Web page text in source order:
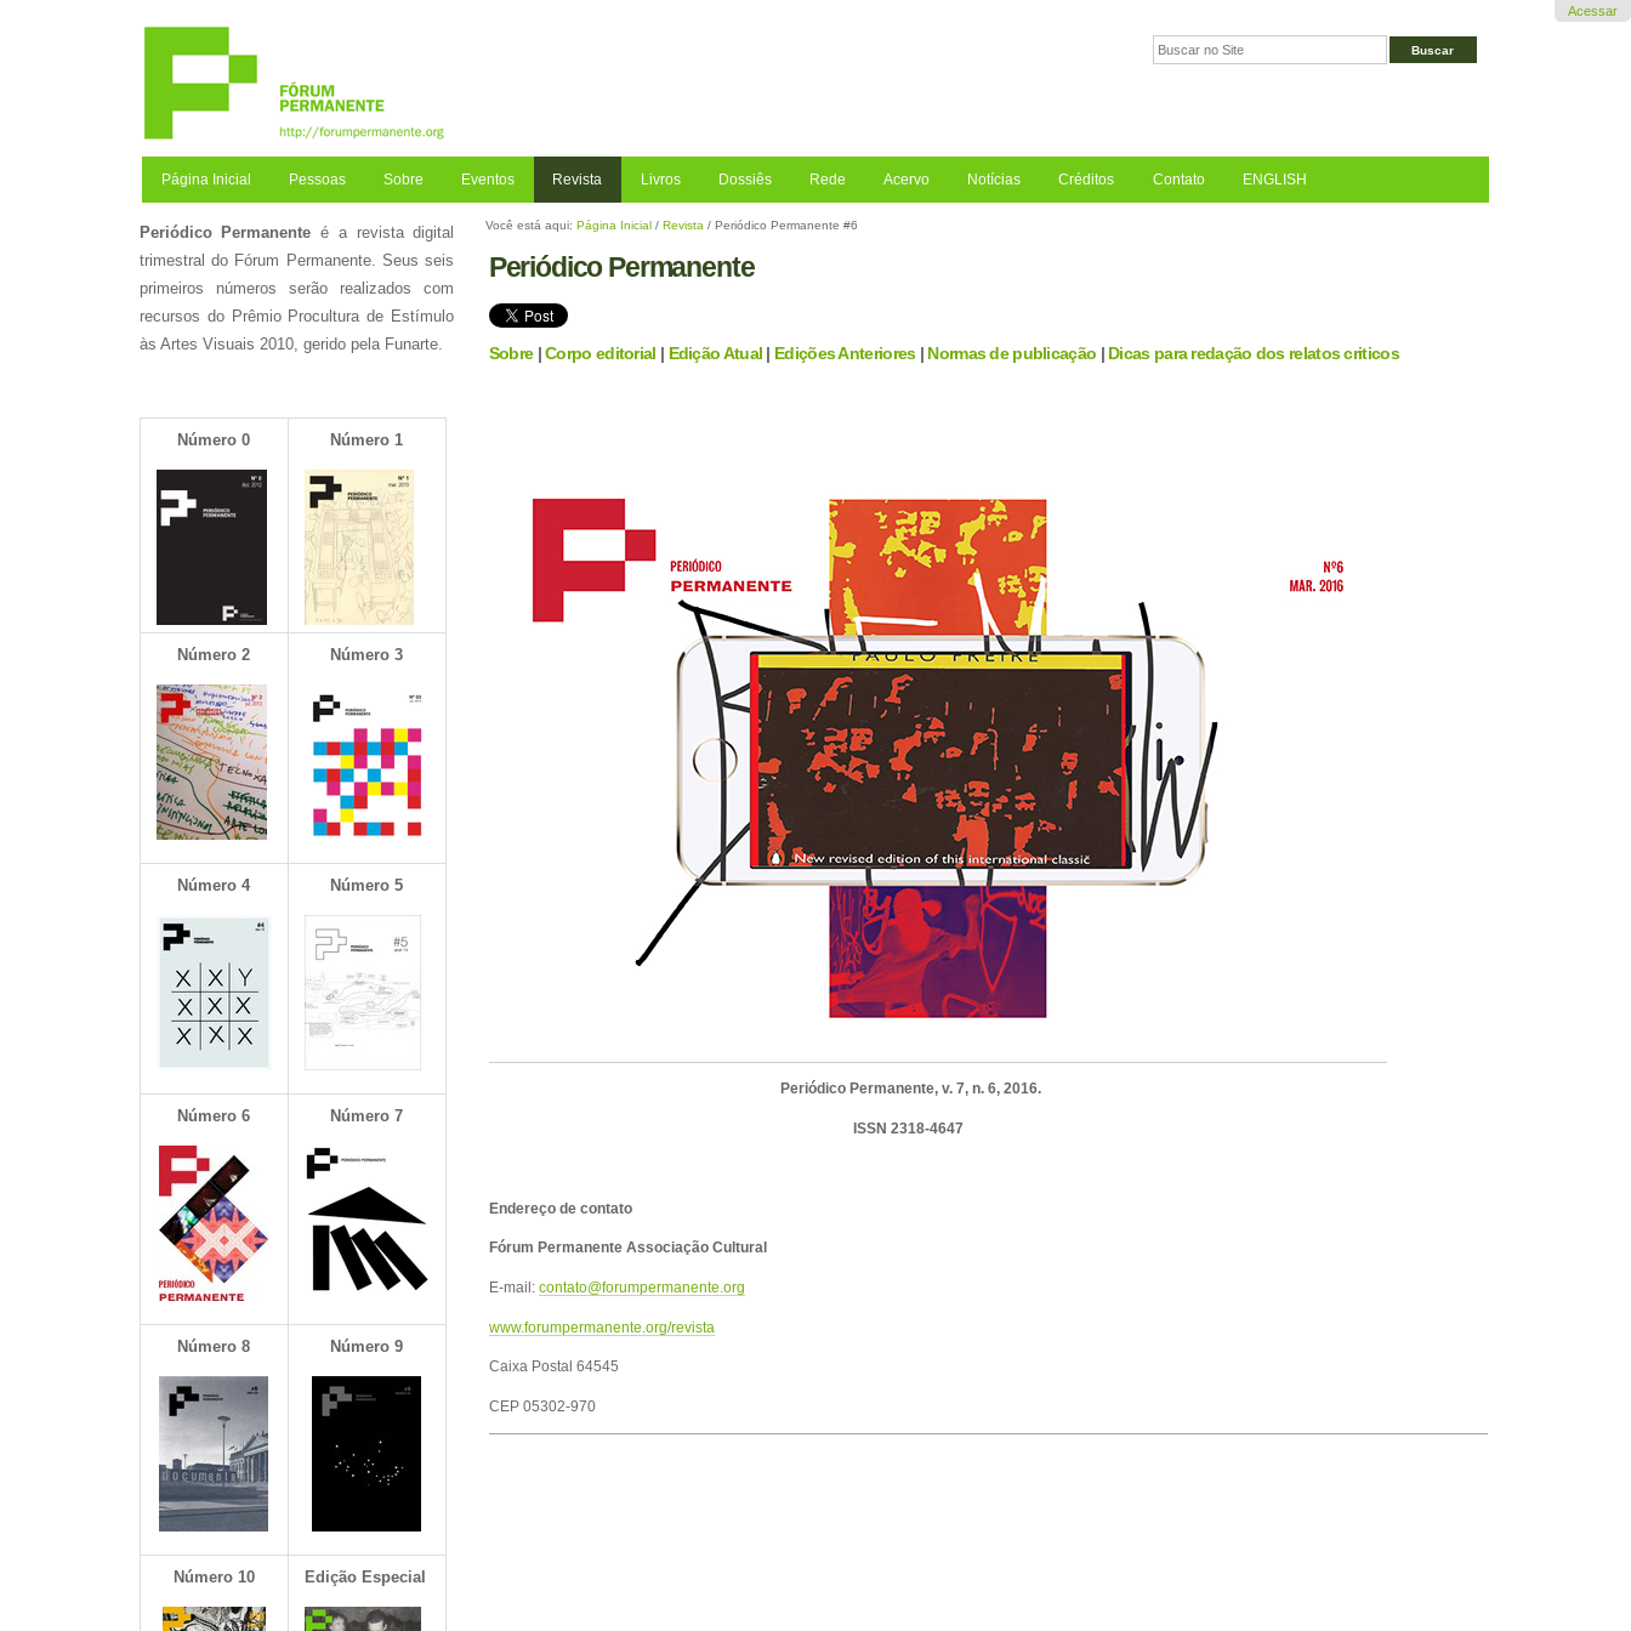
Acessar
Busca
Página Inicial Pessoas Sobre Eventos Revista Livros Dossiês Rede Acervo Notícias Créditos Contato ENGLISH
Você está aqui: Página Inicial / Revista / Periódico Permanente #6
Periódico Permanente
Sobre|Corpo editorial | Edição Atual | Edições Anteriores| Normas de publicação | Dicas para redação dos relatos criticos
Periódico Permanente, v. 7, n. 6, 2016.
ISSN 2318-4647
Endereço de contato
Fórum Permanente Associação Cultural
E-mail: contato@forumpermanente.org
www.forumpermanente.org/revista
Caixa Postal 64545
CEP 05302-970
Periódico Permanenteé a revista digital
trimestral do Fórum Permanente. Seus seis
primeiros números serão realizados com
recursos do Prêmio Procultura de Estímulo
às Artes Visuais 2010, gerido pela Funarte.
Número 0 Número 1
Número 2 Número 3
Número 4 Número 5
Número 6 Número 7
Número 8 Número 9
Número 10 Edição Especial